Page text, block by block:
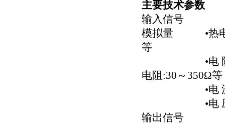
主要技术参数
输入信号
模拟量 •热电偶
等
•电 阻：标
电阻:30～350Ω等
•电 流：0～
•电 压：0～
输出信号